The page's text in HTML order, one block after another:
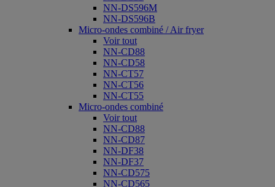
NN-DS596M
NN-DS596B
Micro-ondes combiné / Air fryer
Voir tout
NN-CD88
NN-CD58
NN-CT57
NN-CT56
NN-CT55
Micro-ondes combiné
Voir tout
NN-CD88
NN-CD87
NN-DF38
NN-DF37
NN-CD575
NN-CD565